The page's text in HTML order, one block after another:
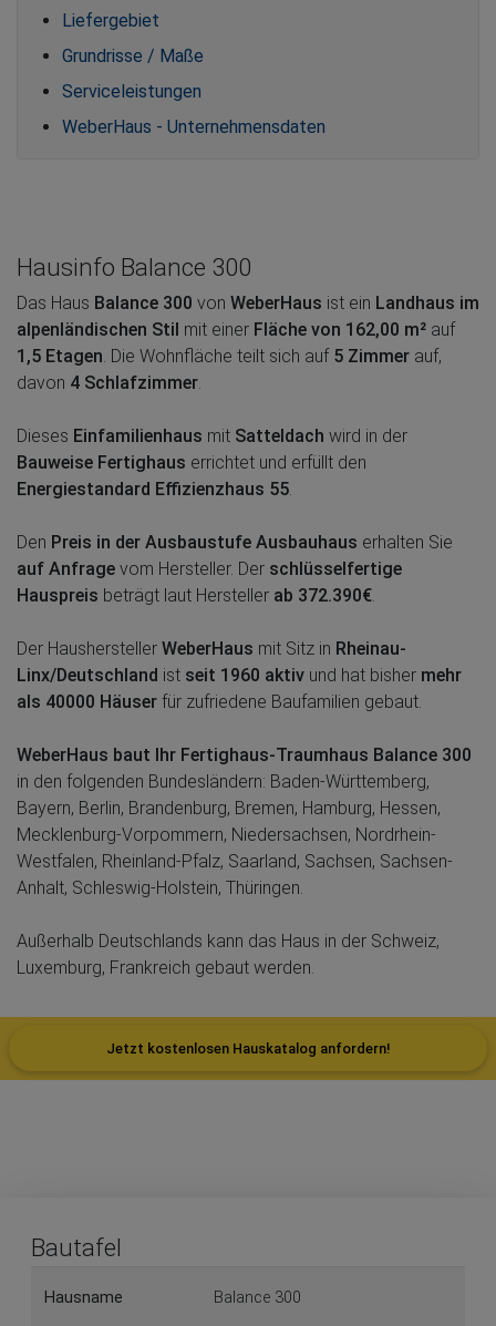
Liefergebiet
Grundrisse / Maße
Serviceleistungen
WeberHaus - Unternehmensdaten
Hausinfo Balance 300
Das Haus Balance 300 von WeberHaus ist ein Landhaus im
alpenländischen Stil mit einer Fläche von 162,00 m² auf
1,5 Etagen . Die Wohnfläche teilt sich auf 5 Zimmer auf,
davon 4 Schlafzimmer
Dieses Einfamilienhaus mit Satteldach wird in der
Bauweise Fertighaus errichtet und erfüllt den
Energiestandard Effizienzhaus 55
Den Preis in der Ausbaustufe Ausbauhaus erhalten Sie
auf Anfrage vom Hersteller. Der schlüsselfertige
Hauspreis beträgt laut Hersteller ab 372.390€
Der Haushersteller WeberHaus mit Sitz in Rheinau-
Linx/Deutschland ist seit 1960 aktiv und hat bisher mehr
als 40000 Häuser für zufriedene Baufamilien gebaut.
WeberHaus baut Ihr Fertighaus-Traumhaus Balance 300
in den folgenden Bundesländern: Baden-Württemberg,
Bayern, Berlin, Brandenburg, Bremen, Hamburg, Hessen,
Mecklenburg-Vorpommern, Niedersachsen, Nordrhein-
Westfalen, Rheinland-Pfalz, Saarland, Sachsen, Sachsen-
Anhalt, Schleswig-Holstein, Thüringen.
Außerhalb Deutschlands kann das Haus in der Schweiz,
Luxemburg, Frankreich gebaut werden.
Jetzt kostenlosen Hauskatalog anfordern!
Bautafel
Hausname Balance 300